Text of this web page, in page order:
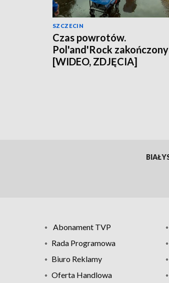
SZCZECIN
Czas powrotów.
Pol'and'Rock zakończony
[WIDEO, ZDJĘCIA]
Abonament TVP
Rada Programowa
Biuro Reklamy
Oferta Handlowa